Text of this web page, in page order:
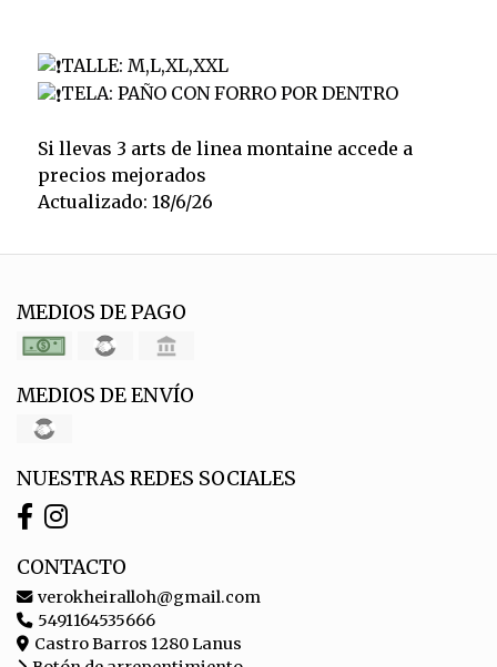
TALLE: M,L,XL,XXL
TELA: PAÑO CON FORRO POR DENTRO
Si llevas 3 arts de linea montaine accede a
precios mejorados
Actualizado: 18/6/26
MEDIOS DE PAGO
MEDIOS DE ENVÍO
NUESTRAS REDES SOCIALES
CONTACTO
verokheiralloh@gmail.com
5491164535666
Castro Barros 1280 Lanus